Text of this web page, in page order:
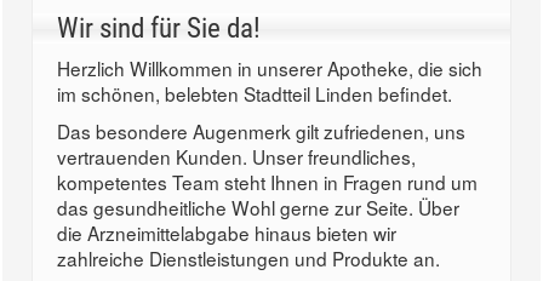
Wir sind für Sie da!
Herzlich Willkommen in unserer Apotheke, die sich
im schönen, belebten Stadtteil Linden befindet.
Das besondere Augenmerk gilt zufriedenen, uns
vertrauenden Kunden. Unser freundliches,
kompetentes Team steht Ihnen in Fragen rund um
das gesundheitliche Wohl gerne zur Seite. Über
die Arzneimittelabgabe hinaus bieten wir
zahlreiche Dienstleistungen und Produkte an.